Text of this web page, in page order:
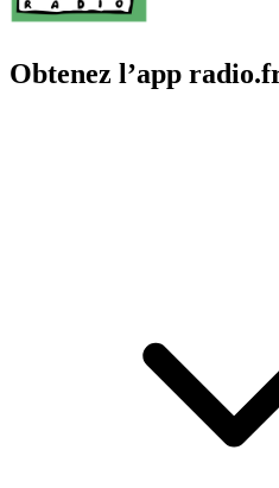
Obtenez l’app